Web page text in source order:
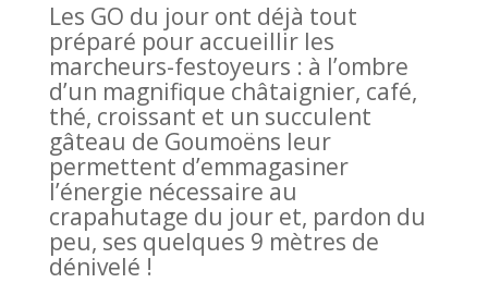
Les GO du jour ont déjà tout
préparé pour accueillir les
marcheurs-festoyeurs : à l’ombre
d’un magnifique châtaignier, café,
thé, croissant et un succulent
gâteau de Goumoëns leur
permettent d’emmagasiner
l’énergie nécessaire au
crapahutage du jour et, pardon du
peu, ses quelques 9 mètres de
dénivelé !